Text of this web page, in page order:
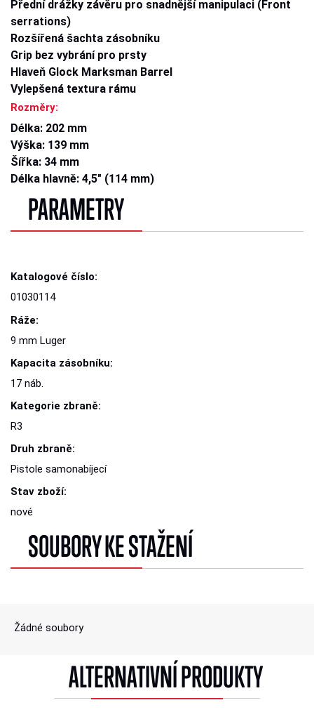
Přední drážky závěru pro snadnější manipulaci (Front
serrations)
Rozšířená šachta zásobníku
Grip bez vybrání pro prsty
Hlaveň Glock Marksman Barrel
Vylepšená textura rámu
Rozměry:
Délka: 202 mm
Výška: 139 mm
Šířka: 34 mm
Délka hlavně: 4,5" (114 mm)
PARAMETRY
Katalogové číslo:
01030114
Ráže:
9 mm Luger
Kapacita zásobníku:
17 náb.
Kategorie zbraně:
R3
Druh zbraně:
Pistole samonabíjecí
Stav zboží:
nové
SOUBORY KE STAŽENÍ
Žádné soubory
ALTERNATIVNÍ PRODUKTY